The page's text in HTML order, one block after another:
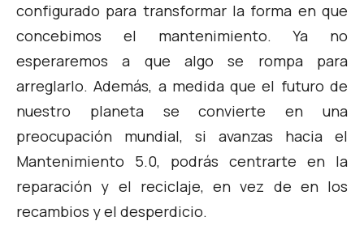
configurado para transformar la forma en que
concebimos el mantenimiento. Ya no
esperaremos a que algo se rompa para
arreglarlo. Además, a medida que el futuro de
nuestro planeta se convierte en una
preocupación mundial, si avanzas hacia el
Mantenimiento 5.0, podrás centrarte en la
reparación y el reciclaje, en vez de en los
recambios y el desperdicio.